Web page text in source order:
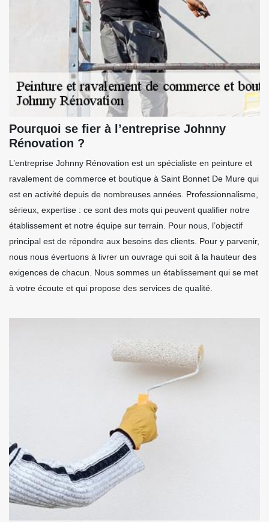
Pourquoi se fier à l’entreprise Johnny
Rénovation ?
L’entreprise Johnny Rénovation est un spécialiste en peinture et
ravalement de commerce et boutique à Saint Bonnet De Mure qui
est en activité depuis de nombreuses années. Professionnalisme,
sérieux, expertise : ce sont des mots qui peuvent qualifier notre
établissement et notre équipe sur terrain. Pour nous, l’objectif
principal est de répondre aux besoins des clients. Pour y parvenir,
nous nous évertuons à livrer un ouvrage qui soit à la hauteur des
exigences de chacun. Nous sommes un établissement qui se met
à votre écoute et qui propose des services de qualité.